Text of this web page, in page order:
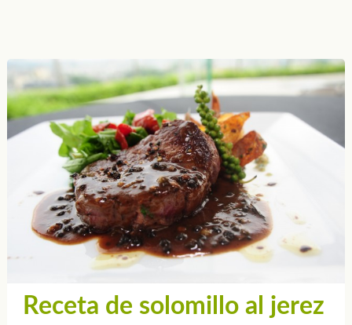
Receta de solomillo al jerez